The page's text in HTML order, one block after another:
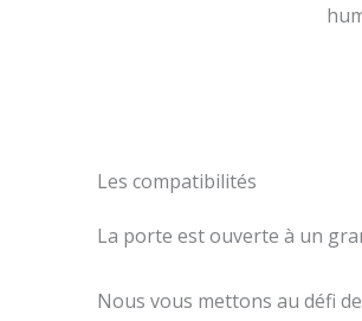
Les compatibilités
La porte est ouverte à un
Nous vous mettons au défi